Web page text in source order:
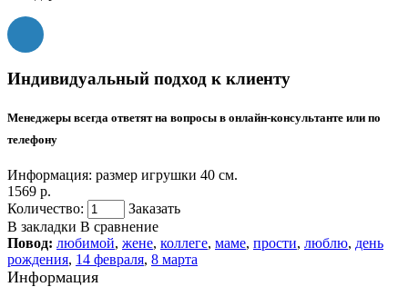
Индивидуальный подход к клиенту
Менеджеры всегда ответят на вопросы в онлайн-консультанте или по
телефону
Информация: размер игрушки 40 см.
1569 р.
Количество:
Заказать
В закладки В сравнение
Повод: любимой, жене, коллеге, маме, прости, люблю, день
рождения, 14 февраля, 8 марта
Информация